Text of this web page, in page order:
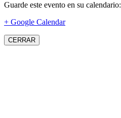
Guarde este evento en su calendario:
+ Google Calendar
CERRAR